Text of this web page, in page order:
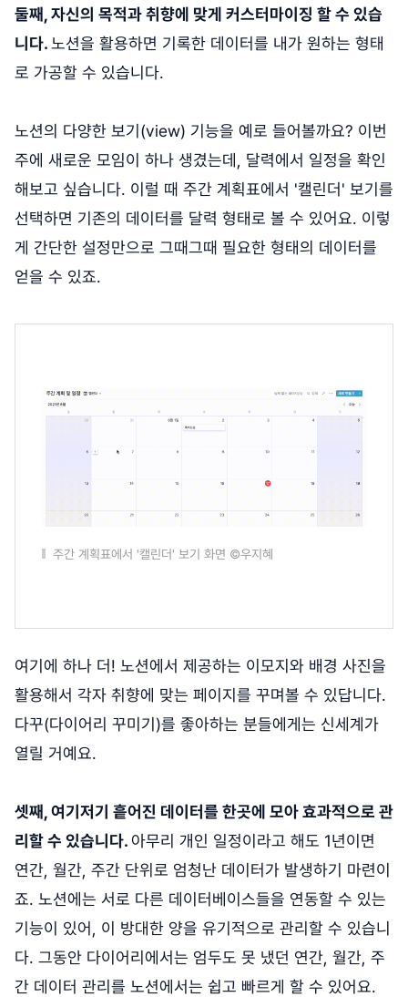
둘째, 자신의 목적과 취향에 맞게 커스터마이징 할 수 있습
니다.노션을 활용하면 기록한 데이터를 내가 원하는 형태
로 가공할 수 있습니다.
노션의 다양한 보기(view) 기능을 예로 들어볼까요? 이번
주에 새로운 모임이 하나 생겼는데, 달력에서 일정을 확인
해보고 싶습니다. 이럴 때 주간 계획표에서 '캘린더' 보기를
선택하면 기존의 데이터를 달력 형태로 볼 수 있어요. 이렇
게 간단한 설정만으로 그때그때 필요한 형태의 데이터를
얻을 수 있죠.
주간 계획표에서 '캘린더' 보기 화면 ©우지혜
여기에 하나 더! 노션에서 제공하는 이모지와 배경 사진을
활용해서 각자 취향에 맞는 페이지를 꾸며볼 수 있답니다.
다꾸(다이어리 꾸미기)를 좋아하는 분들에게는 신세계가
열릴 거예요.
셋째, 여기저기 흩어진 데이터를 한곳에 모아 효과적으로 관
리할 수 있습니다. 아무리 개인 일정이라고 해도 1년이면
연간, 월간, 주간 단위로 엄청난 데이터가 발생하기 마련이
죠. 노션에는 서로 다른 데이터베이스들을 연동할 수 있는
기능이 있어, 이 방대한 양을 유기적으로 관리할 수 있습니
다. 그동안 다이어리에서는 엄두도 못 냈던 연간, 월간, 주
간 데이터 관리를 노션에서는 쉽고 빠르게 할 수 있어요.